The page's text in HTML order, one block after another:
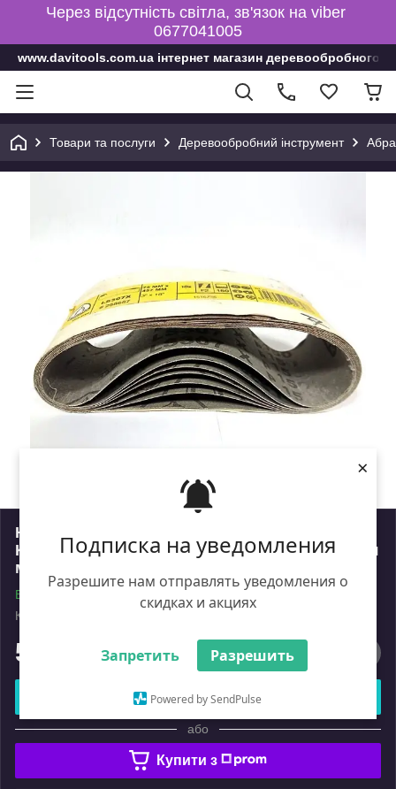
Подписка на уведомления
Разрешите нам отправлять уведомления о
скидках и акциях
Запретить Разрешить
Powered by SendPulse
×
Через відсутність світла, зв'язок на viber
0677041005
www.davitools.com.ua інтернет магазин деревообробного
Товари та послуги Деревообробний інструмент
Нескінченна шліфувальна стрічка
KLINGSPOR LS 307 75*457мм P180 (10 шт.) для
металу, деревини, фарб і лаків
В наявності
Код: ik_2024430
566
Купити
або
Купити з